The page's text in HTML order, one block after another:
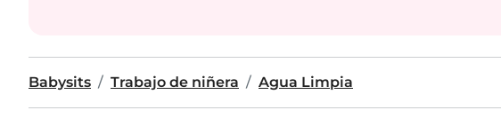
Babysits Trabajo de niñera Agua Limpia